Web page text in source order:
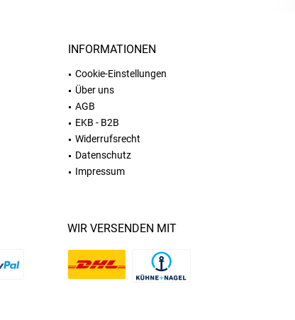
INFORMATIONEN
Cookie-Einstellungen
Über uns
AGB
EKB - B2B
Widerrufsrecht
Datenschutz
Impressum
WIR VERSENDEN MIT